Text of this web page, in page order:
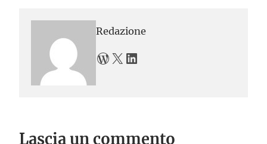
Redazione
WordPress X LinkedIn
Lascia un commento